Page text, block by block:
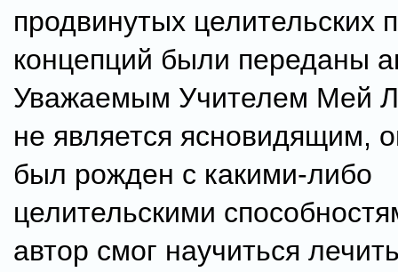
продвинутых целительских
концепций были переданы
Уважаемым Учителем Мей
не является ясновидящим,
был рожден с какими-либо
целительскими
автор смог научиться